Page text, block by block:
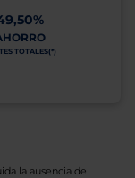
TOTALES(*)
la ausencia de